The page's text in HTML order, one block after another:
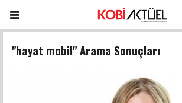
"hayat mobil" Arama Sonuçları